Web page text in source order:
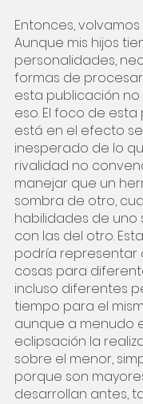
Entonces, volvamos
Aunque mis hijos
personalidades,
formas de
esta publicación
eso. El foco de
está en el efecto
inesperado de lo
rivalidad no
manejar que un
sombra de otro,
habilidades de uno
con las del otro.
podría representar
cosas para
incluso diferentes
tiempo para el
aunque a menudo
eclipsación la
sobre el menor,
porque son
desarrollan antes,